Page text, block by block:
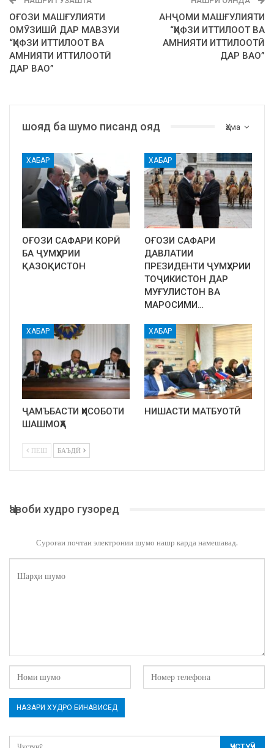
ОҒОЗИ МАШҒУЛИЯТИ
ОМӮЗИШӢ ДАР МАВЗУИ
“ҲИФЗИ ИТТИЛООТ ВА
АМНИЯТИ ИТТИЛООТӢ
ДАР ВАО”
АНҶОМИ МАШҒУЛИЯТИ
“ҲИФЗИ ИТТИЛООТ ВА
АМНИЯТИ ИТТИЛООТӢ
ДАР ВАО”
Ҳама
шояд ба шумо писанд ояд
ХАБАР
ОҒОЗИ САФАРИ КОРӢ
БА ҶУМҲУРИИ
ҚАЗОҚИСТОН
ХАБАР
ОҒОЗИ САФАРИ
ДАВЛАТИИ
ПРЕЗИДЕНТИ ҶУМҲУРИИ
ТОҶИКИСТОН ДАР
МУҒУЛИСТОН ВА
МАРОСИМИ…
ХАБАР
ҶАМЪБАСТИ ҲИСОБОТИ
ШАШМОҲА
ХАБАР
НИШАСТИ МАТБУОТӢ
ПЕШ БАЪДӢ
Ҷавоби худро гузоред
Суроғаи почтаи электронии шумо нашр карда намешавад.